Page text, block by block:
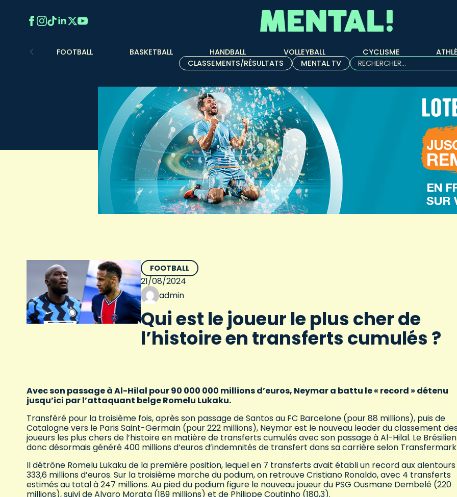
FOOTBALL BASKETBALL HANDBALL VOLLEYBALL CYCLISME
CLASSEMENTS/RÉSULTATS
MENTAL TV
Rechercher :
FOOTBALL
21/08/2024
admin
Qui est le joueur le plus cher de
l’histoire en transferts cumulés ?
Avec son passage à Al-Hilal pour 90 000 000 millions d’euros, Neymar a battu le « record » détenu
jusqu’ici par l’attaquant belge Romelu Lukaku.
Transféré pour la troisième fois, après son passage de Santos au FC Barcelone (pour 88 millions), puis de
Catalogne vers le Paris Saint-Germain (pour 222 millions), Neymar est le nouveau leader du classement
joueurs les plus chers de l’histoire en matière de transferts cumulés avec son passage à Al-Hilal. Le
donc désormais généré 400 millions d’euros d’indemnités de transfert dans sa carrière selon
Il détrône Romelu Lukaku de la première position, lequel en 7 transferts avait établi un record aux
333,6 millions d’euros. Sur la troisième marche du podium, on retrouve Cristiano Ronaldo, avec 4 transferts
estimés au total à 247 millions. Au pied du podium figure le nouveau joueur du PSG Ousmane Dembelé (220
millions), suivi de Alvaro Morata (189 millions) et de Philippe Coutinho (180,3).